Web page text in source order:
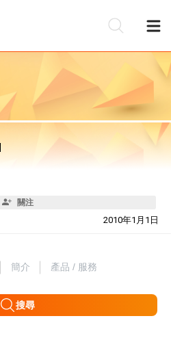
關注
2010年1月1日
簡介 產品 / 服務
搜尋